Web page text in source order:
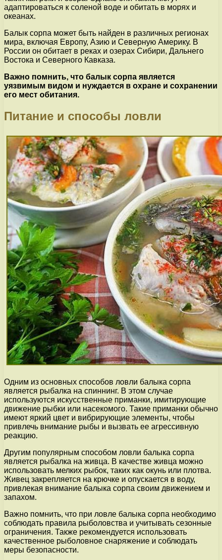
адаптироваться к соленой воде и обитать в морях и
океанах.
Балык сорпа может быть найден в различных регионах
мира, включая Европу, Азию и Северную Америку. В
России он обитает в реках и озерах Сибири, Дальнего
Востока и Северного Кавказа.
Важно помнить, что балык сорпа является
уязвимым видом и нуждается в охране и сохранении
его мест обитания.
Питание и способы ловли
Одним из основных способов ловли балыка сорпа
является рыбалка на спиннинг. В этом случае
используются искусственные приманки, имитирующие
движение рыбки или насекомого. Такие приманки обычно
имеют яркий цвет и вибрирующие элементы, чтобы
привлечь внимание рыбы и вызвать ее агрессивную
реакцию.
Другим популярным способом ловли балыка сорпа
является рыбалка на живца. В качестве живца можно
использовать мелких рыбок, таких как окунь или плотва.
Живец закрепляется на крючке и опускается в воду,
привлекая внимание балыка сорпа своим движением и
запахом.
Важно помнить, что при ловле балыка сорпа необходимо
соблюдать правила рыболовства и учитывать сезонные
ограничения. Также рекомендуется использовать
качественное рыболовное снаряжение и соблюдать
меры безопасности.